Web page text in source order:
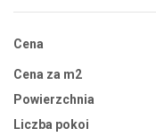
Cena
Cena za m2
Powierzchnia
Liczba pokoi